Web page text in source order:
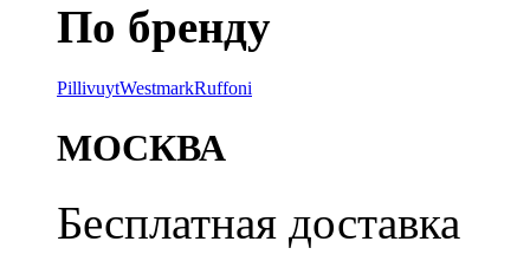
По бренду
PillivuytWestmarkRuffoni
МОСКВА
Бесплатная доставка